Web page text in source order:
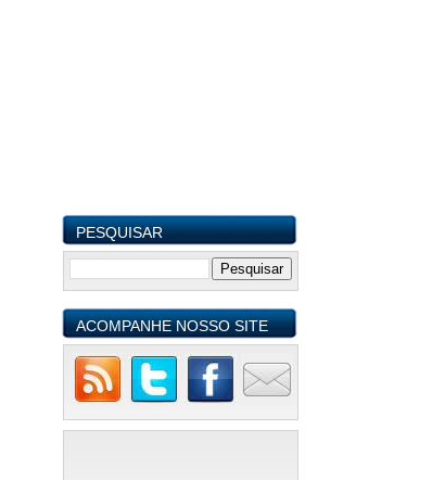
PESQUISAR
ACOMPANHE NOSSO SITE